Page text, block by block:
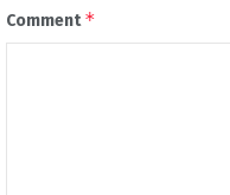
Comment*